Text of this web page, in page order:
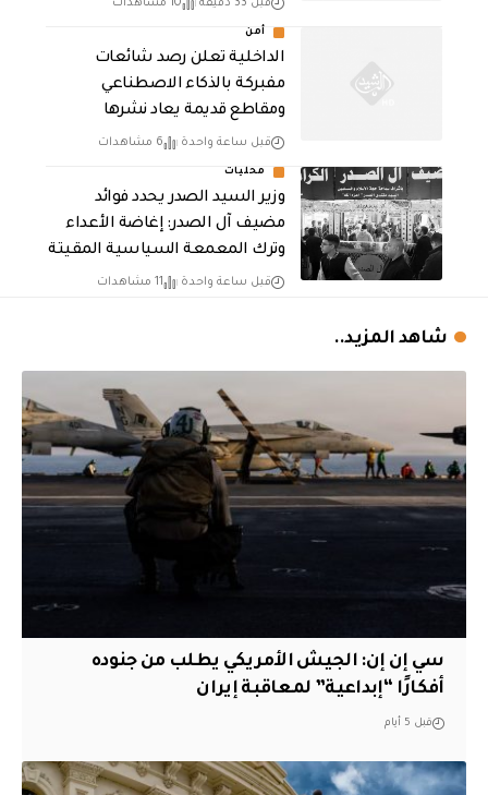
قبل 33 دقيقة 10 مشاهدات
أمن
الداخلية تعلن رصد شائعات
مفبركة بالذكاء الاصطناعي
ومقاطع قديمة يعاد نشرها
قبل ساعة واحدة 6 مشاهدات
محليات
وزير السيد الصدر يحدد فوائد
مضيف آل الصدر: إغاضة الأعداء
وترك المعمعة السياسية المقيتة
قبل ساعة واحدة 11 مشاهدات
شاهد المزيد..
سي إن إن: الجيش الأمريكي يطلب من جنوده
أفكارًا “إبداعية” لمعاقبة إيران
قبل 5 أيام